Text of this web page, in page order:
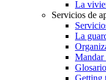
La
Servicios de
La
Mandar
Getting